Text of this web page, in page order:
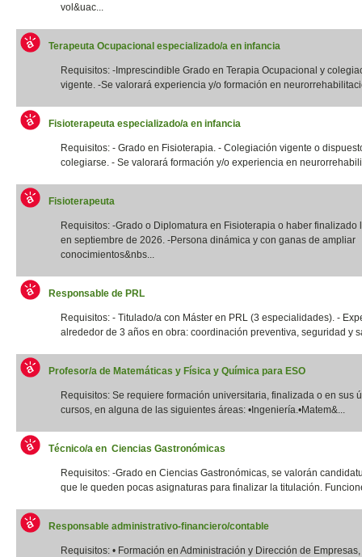
vol&uac...
Terapeuta Ocupacional especializado/a en infancia
Requisitos: -Imprescindible Grado en Terapia Ocupacional y
vigente. -Se valorará experiencia y/o formación en
Fisioterapeuta especializado/a en infancia
Requisitos: - Grado en Fisioterapia. - Colegiación vigente o
colegiarse. - Se valorará formación y/o experiencia en
Fisioterapeuta
Requisitos: -Grado o Diplomatura en Fisioterapia o haber finalizado
en septiembre de 2026. -Persona dinámica y con ganas de ampliar
conocimientos&nbs...
Responsable de PRL
Requisitos: - Titulado/a con Máster en PRL (3 especialidades). -
alrededor de 3 años en obra: coordinación preventiva, seguridad y
Profesor/a de Matemáticas y Física y Química para ESO
Requisitos: Se requiere formación universitaria, finalizada o en sus
cursos, en alguna de las siguientes áreas: •Ingeniería.•Matem&...
Técnico/a en Ciencias Gastronómicas
Requisitos: -Grado en Ciencias Gastronómicas, se valorán
que le queden pocas asignaturas para finalizar la titulación.
Responsable administrativo-financiero/contable
Requisitos: • Formación en Administración y Dirección de